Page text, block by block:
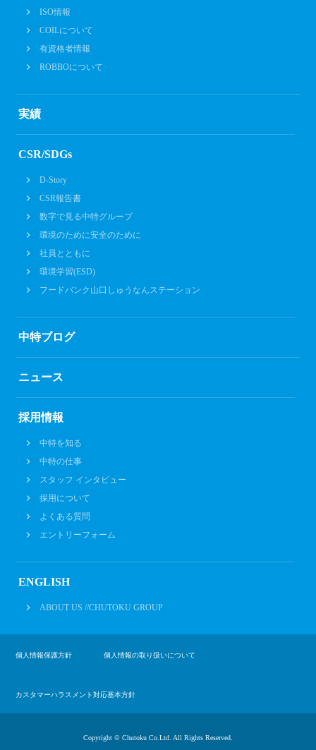
ISO情報
COILについて
有資格者情報
ROBBOについて
実績
CSR/SDGs
D-Story
CSR報告書
数字で見る中特グループ
環境のために安全のために
社員とともに
環境学習(ESD)
フードバンク山口しゅうなんステーション
中特ブログ
ニュース
採用情報
中特を知る
中特の仕事
スタッフ インタビュー
採用について
よくある質問
エントリーフォーム
ENGLISH
ABOUT US //CHUTOKU GROUP
個人情報保護方針 個人情報の取り扱いについて
カスタマーハラスメント対応基本方針
Copyright © Chutoku Co.Ltd. All Rights Reserved.